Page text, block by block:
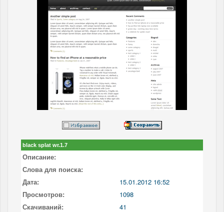
black splat wr.1.7
Описание:
Слова для поиска:
Дата:
15.01.2012 16:52
Просмотров:
1098
Скачиваний:
41